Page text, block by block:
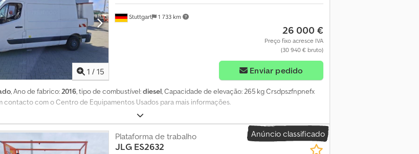
1 / 15
Stuttgart 1 733 km
26 000 €
Preço fixo acresce IVA
(30 940 € bruto)
Enviar pedido
, Ano de fabrico:2016, tipo de combustível:diesel, Capacidade de elevação: 265 kg Crsdpszfnpnefx
contacto com o Centro de Equipamentos Usados para mais informações.
Anúncio classificado
Plataforma de trabalho
JLG ES2632